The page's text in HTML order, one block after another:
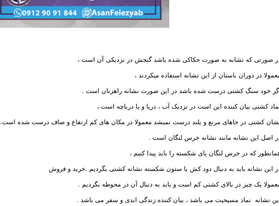
صورتی که نشانه به صورت حکاکی شده باشد گنجش در نزدیکی آن است ،
در دوران باستان از این نشانه استفاده میکردند ،
خود سنگ کشتی درست شده باشد در این صورت نشانه راهزنان است .
کشتی بیان کننده این است در نزدیک آب ، دریا و یا دریاچه است ،
کشتی در جاهای مرتع و بلند درست نمیشد معمولا در مکان های کم ارتفاع و صاف درست شده است.
اصل این نشانه مانند نشانه خرس لنگان است .
که در خرس لنگان پای شکسته را باید پیدا کنیم ،
این نشانه باید به دنبال دود کش یا ستون شکسته نشانه کشتی بگردیم .خرید و فروش
یک چیز در بالای کشتی کم است و باید به دنبال آن در محوطه بگردیم .
نشانه نماد مسیحیت می باشد ، بیان کننده زندگی ابدی و سفر می باشد .